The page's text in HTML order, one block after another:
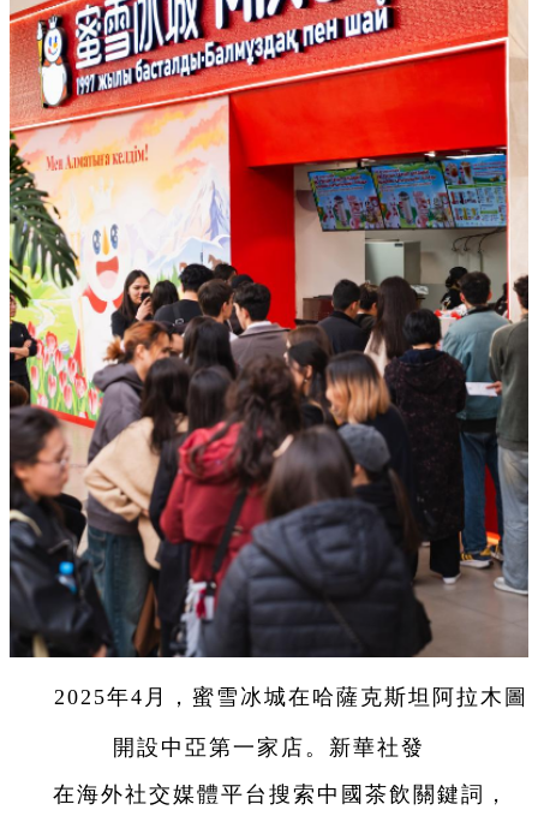
2025年4月，蜜雪冰城在哈薩克斯坦阿拉木圖
開設中亞第一家店。新華社發
在海外社交媒體平台搜索中國茶飲關鍵詞，